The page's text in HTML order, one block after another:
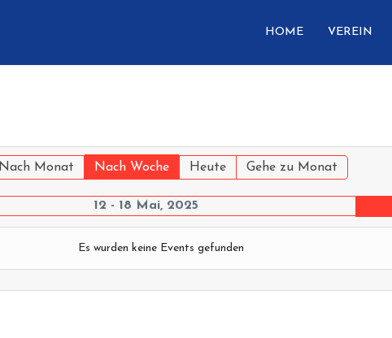
HOME VEREIN
Nach Monat Nach Woche Heute Gehe zu Monat
12 - 18 Mai, 2025
Es wurden keine Events gefunden